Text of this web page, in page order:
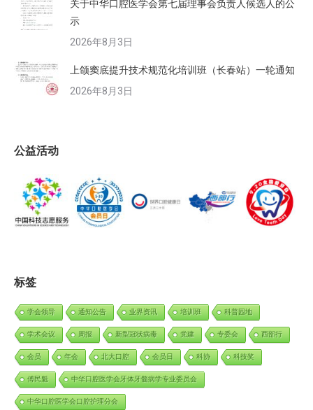
关于中华口腔医学会第七届理事会负责人候选人的公
示
2026年8月3日
上颌窦底提升技术规范化培训班（长春站）一轮通知
2026年8月3日
公益活动
标签
学会领导 通知公告 业界资讯 培训班 科普园地
学术会议 周报 新型冠状病毒 党建 专委会 西部行
会员 年会 北大口腔 会员日 科协 科技奖
傅民魁 中华口腔医学会牙体牙髓病学专业委员会
中华口腔医学会口腔护理分会